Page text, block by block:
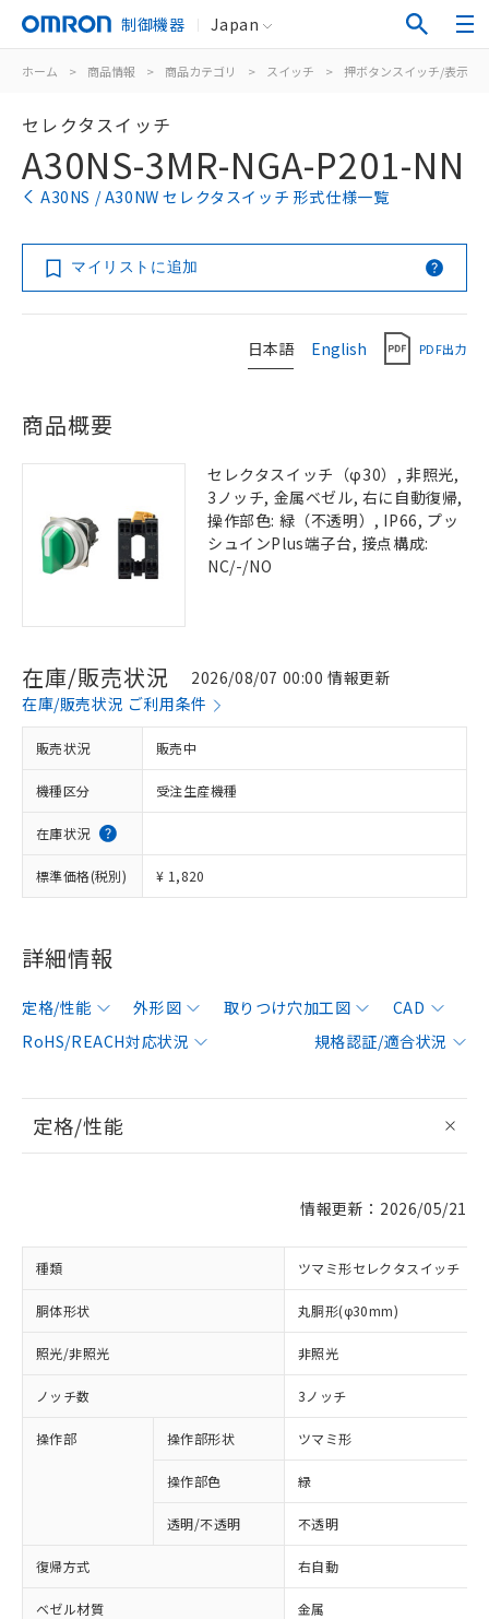
制御機器 Japan
ホーム > 商品情報 > 商品カテゴリ > スイッチ > 押ボタンスイッチ/表示灯
セレクタスイッチ
A30NS-3MR-NGA-P201-NN
A30NS / A30NW セレクタスイッチ 形式仕様一覧
マイリストに追加
日本語 English PDF出力
商品概要
セレクタスイッチ（φ30）, 非照光,
3ノッチ, 金属ベゼル, 右に自動復帰,
操作部色: 緑（不透明）, IP66, プッ
シュインPlus端子台, 接点構成:
NC/-/NO
在庫/販売状況
2026/08/07 00:00 情報更新
在庫/販売状況 ご利用条件
販売状況 販売中
機種区分 受注生産機種
在庫状況
標準価格(税別) ¥ 1,820
詳細情報
定格/性能 外形図 取りつけ穴加工図
CAD
RoHS/REACH対応状況
規格認証/適合状況
定格/性能
情報更新：2026/05/21
種類 ツマミ形セレクタスイッチ
胴体形状 丸胴形(φ30mm)
照光/非照光 非照光
ノッチ数 3ノッチ
操作部 操作部形状 ツマミ形
操作部色 緑
透明/不透明 不透明
復帰方式 右自動
ベゼル材質 金属